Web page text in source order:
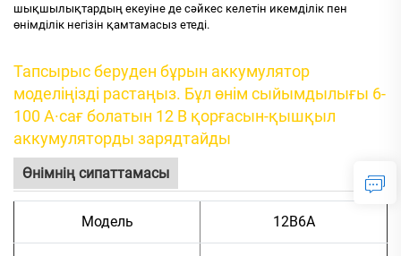
шықшылықтардың екеуіне де сәйкес келетін икемділік пен
өнімділік негізін қамтамасыз етеді.
Тапсырыс беруден бұрын аккумулятор
моделіңізді растаңыз. Бұл өнім сыйымдылығы 6-
100 А·сағ болатын 12 В қорғасын-қышқыл
аккумуляторды зарядтайды
Өнімнің сипаттамасы
Модель 12В6А